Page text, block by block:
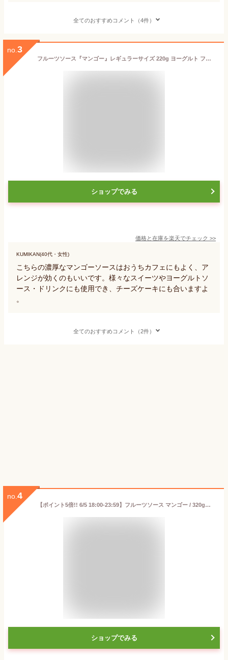
全てのおすすめコメント（4件）
no. 3
フルーツソース『マンゴー』レギュラーサイズ 220g ヨーグルト フレンチトースト パンケーキ アイスクリーム おうちカフェ プチギフト お取り寄せグルメ 簡単スイーツ ヨーグルトソース アレンジレシピ【軽井沢ファーマーズギフト】
ショップでみる
価格と在庫を楽天でチェック >>
KUMIKAN(40代・女性)
こちらの濃厚なマンゴーソースはおうちカフェにもよく、ア
レンジが効くのもいいです。様々なスイーツやヨーグルトソ
ース・ドリンクにも使用でき、チーズケーキにも合いますよ
。
全てのおすすめコメント（2件）
no. 4
【ポイント5倍!! 6/5 18:00-23:59】フルーツソース マンゴー / 320g【 富澤商店 公式 】
ショップでみる